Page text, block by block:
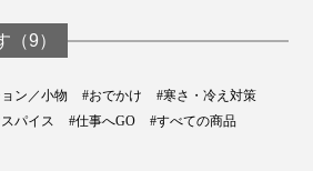
（9）
ン／小物 #おでかけ
#寒さ・冷え対策
パイス #仕事へGO
#すべての商品